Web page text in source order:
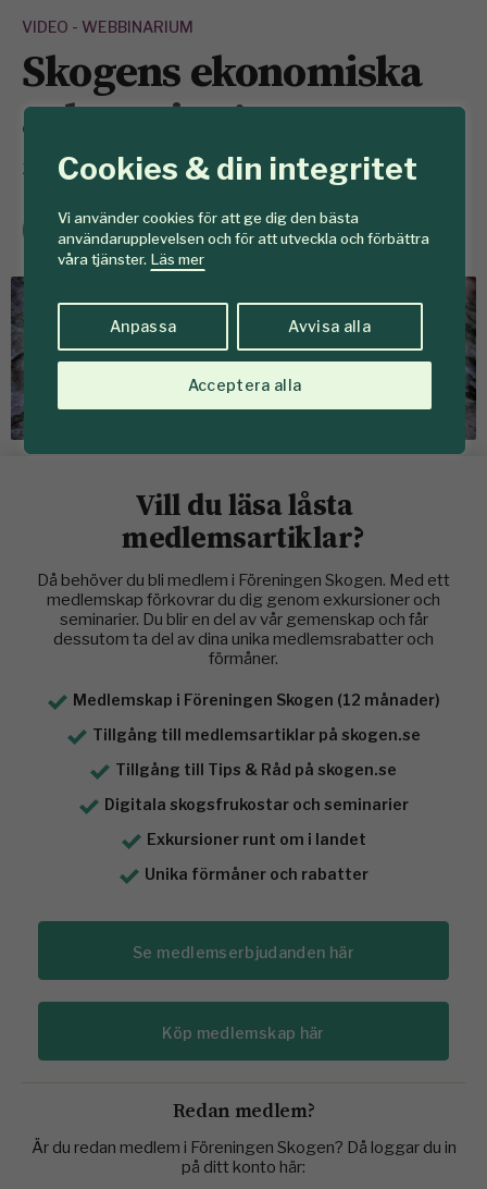
Cookies & din integritet
Vi använder cookies för att ge dig den bästa
användarupplevelsen och för att utveckla och förbättra
våra tjänster. Läs mer
Anpassa Avvisa alla
Acceptera alla
VIDEO - WEBBINARIUM
Skogens ekonomiska
avkastning!
23 juni 2021
David Persson
Medlem- och marknadsansvarig
Vill du läsa låsta
medlemsartiklar?
Då behöver du bli medlem i Föreningen Skogen. Med ett
medlemskap förkovrar du dig genom exkursioner och
seminarier. Du blir en del av vår gemenskap och får
dessutom ta del av dina unika medlemsrabatter och
förmåner.
Medlemskap i Föreningen Skogen (12 månader)
Tillgång till medlemsartiklar på skogen.se
Tillgång till Tips & Råd på skogen.se
Digitala skogsfrukostar och seminarier
Exkursioner runt om i landet
Unika förmåner och rabatter
Se medlemserbjudanden här
Köp medlemskap här
Redan medlem?
Är du redan medlem i Föreningen Skogen? Då loggar du in
på ditt konto här: